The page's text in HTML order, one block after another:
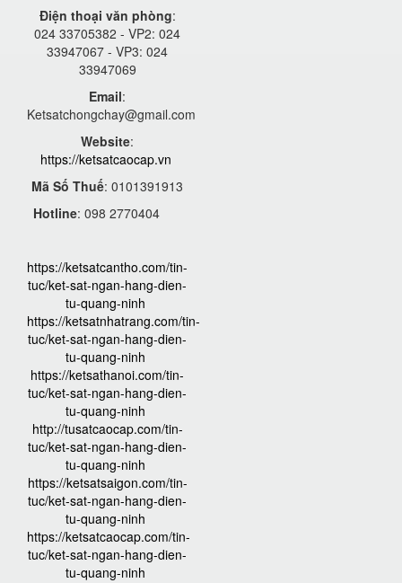
Điện thoại văn phòng:
024 33705382 - VP2: 024
33947067 - VP3: 024
33947069
Email:
Ketsatchongchay@gmail.com
Website:
https://ketsatcaocap.vn
Mã Số Thuế: 0101391913
Hotline: 098 2770404
https://ketsatcantho.com/tin-
tuc/ket-sat-ngan-hang-dien-
tu-quang-ninh
https://ketsatnhatrang.com/tin-
tuc/ket-sat-ngan-hang-dien-
tu-quang-ninh
https://ketsathanoi.com/tin-
tuc/ket-sat-ngan-hang-dien-
tu-quang-ninh
http://tusatcaocap.com/tin-
tuc/ket-sat-ngan-hang-dien-
tu-quang-ninh
https://ketsatsaigon.com/tin-
tuc/ket-sat-ngan-hang-dien-
tu-quang-ninh
https://ketsatcaocap.com/tin-
tuc/ket-sat-ngan-hang-dien-
tu-quang-ninh